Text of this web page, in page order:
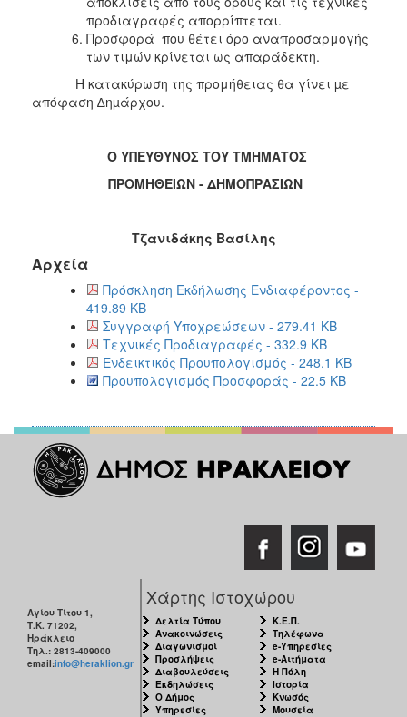
προδιαγραφές απορρίπτεται.
Προσφορά που θέτει όρο αναπροσαρμογής
των τιμών κρίνεται ως απαράδεκτη.
Η κατακύρωση της προμήθειας θα γίνει µε
απόφαση ∆ηµάρχου.
Ο ΥΠΕΥΘΥΝΟΣ ΤΟΥ ΤΜΗΜΑΤΟΣ
ΠΡΟΜΗΘΕΙΩΝ - ΔΗΜΟΠΡΑΣΙΩΝ
Τζανιδάκης Βασίλης
Αρχεία
Πρόσκληση Εκδήλωσης Ενδιαφέροντος -
419.89 KB
Συγγραφή Υποχρεώσεων - 279.41 KB
Τεχνικές Προδιαγραφές - 332.9 KB
Ενδεικτικός Προυπολογισμός - 248.1 KB
Προυπολογισμός Προσφοράς - 22.5 KB
Αγίου Τίτου 1,
Τ.Κ. 71202,
Ηράκλειο
Τηλ.: 2813-409000
email:info@heraklion.gr
Χάρτης Ιστοχώρου
Δελτία Τύπου
Ανακοινώσεις
Διαγωνισμοί
Προσλήψεις
Διαβουλεύσεις
Εκδηλώσεις
Ο Δήμος
Υπηρεσίες
Κ.Ε.Π.
Τηλέφωνα
e-Υπηρεσίες
e-Αιτήματα
Η Πόλη
Ιστορία
Κνωσός
Μουσεία